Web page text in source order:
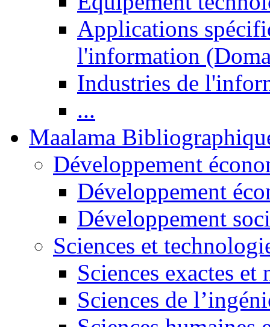
Applications
l'information
Industries de
...
Maalama
Développement
Développement
Développement
Sciences et
Sciences exactes et
Sciences de